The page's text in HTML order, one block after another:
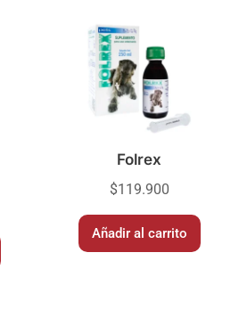
Folrex
$119.900
Añadir al carrito